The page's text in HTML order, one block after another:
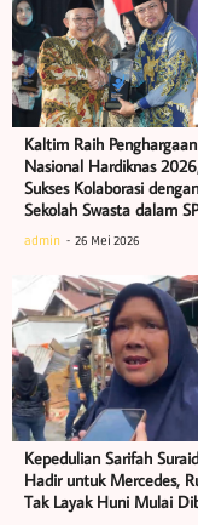
Kaltim Raih Penghargaan
Nasional Hardiknas
Sukses Kolaborasi dengan
Sekolah Swasta dalam
admin 26 Mei 2026
Kepedulian Sarifah
Hadir untuk Mercedes,
Tak Layak Huni Mulai